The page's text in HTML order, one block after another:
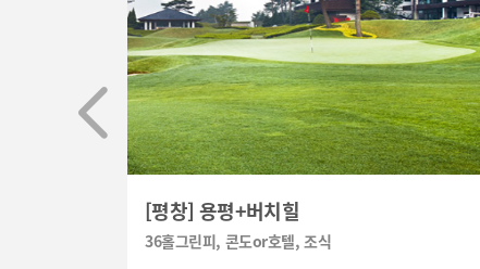
[평창] 용평+버치힐
36홀그린피, 콘도or호텔, 조식